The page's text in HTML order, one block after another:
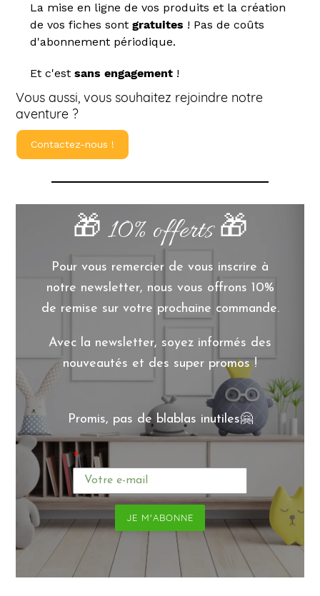
La mise en ligne de vos produits et la création
de vos fiches sontgratuites ! Pas de coûts
d'abonnement périodique.
Et c'estsans engagement !
Vous aussi, vous souhaitez rejoindre notre
aventure ?
Contactez-nous !
🎁 10% offerts 🎁
Pour vous remercier de vous inscrire à
notre newsletter, nous vous offrons 10%
de remise sur votre prochaine commande.
Avec la newsletter, soyez informés des
nouveautés et des super promos !
Promis, pas de blablas inutiles🤗
JE M'ABONNE